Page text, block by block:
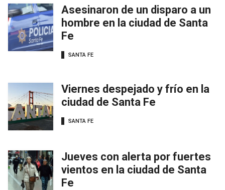
Asesinaron de un disparo a un
hombre en la ciudad de Santa
Fe
SANTA FE
Viernes despejado y frío en la
ciudad de Santa Fe
SANTA FE
Jueves con alerta por fuertes
vientos en la ciudad de Santa
Fe